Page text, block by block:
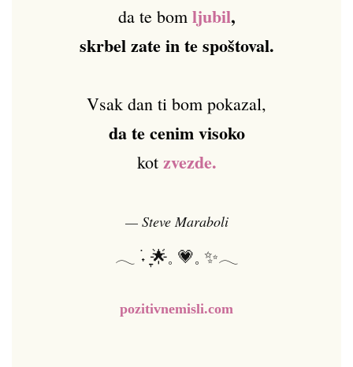
da te bom ljubil,
skrbel zate in te spoštoval.
Vsak dan ti bom pokazal,
da te cenim visoko
kot zvezde.
— Steve Maraboli
𓂃 ࣪˖ ִֶָ🌟𓈒 💗𓈒 ✨𓂃
pozitivnemisli.com